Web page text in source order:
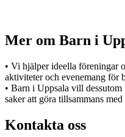
Mer om Barn i
• Vi hjälper ideella föreningar
aktiviteter och evenemang för
• Barn i Uppsala vill
saker att göra tillsammans med
Kontakta oss